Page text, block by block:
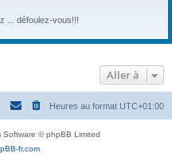
... défoulez-vous!!!
Aller à
Heures au format UTC+01:00
Software © phpBB Limited
fr.com